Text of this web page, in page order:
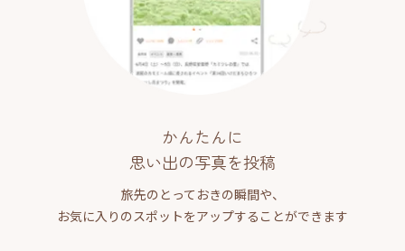
かんたんに
思い出の写真を投稿
旅先のとっておきの瞬間や、
お気に入りのスポットをアップすることができます